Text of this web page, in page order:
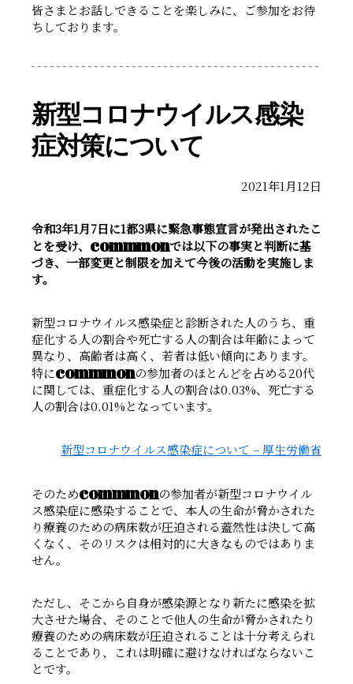
皆さまとお話しできることを楽しみに、ご参加をお待
ちしております。
新型コロナウイルス感染
症対策について
2021年1月12日
令和3年1月7日に1都3県に緊急事態宣言が発出されたこ
とを受け、 commmonでは以下の事実と判断に基
づき、一部変更と制限を加えて今後の活動を実施しま
す。
新型コロナウイルス感染症と診断された人のうち、重
症化する人の割合や死亡する人の割合は年齢によって
異なり、高齢者は高く、若者は低い傾向にあります。
特にcommmonの参加者のほとんどを占める20代
に関しては、重症化する人の割合は0.03%、死亡する
人の割合は0.01%となっています。
新型コロナウイルス感染症について – 厚生労働省
そのためcommmonの参加者が新型コロナウイル
ス感染症に感染することで、本人の生命が脅かされた
り療養のための病床数が圧迫される蓋然性は決して高
くなく、そのリスクは相対的に大きなものではありま
せん。
ただし、そこから自身が感染源となり新たに感染を拡
大させた場合、そのことで他人の生命が脅かされたり
療養のための病床数が圧迫されることは十分考えられ
ることであり、これは明確に避けなければならないこ
とです。